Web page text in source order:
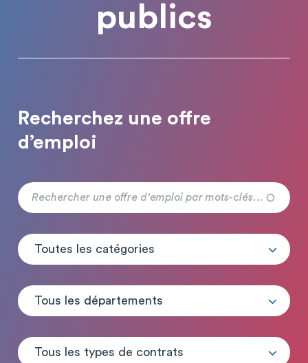
publics
Recherchez une offre
d’emploi
Toutes les catégories
Tous les départements
Tous les types de contrats